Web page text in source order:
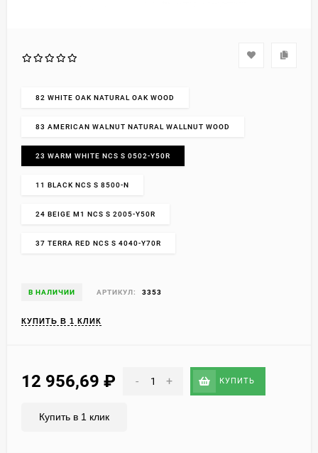
82 WHITE OAK NATURAL OAK WOOD
83 AMERICAN WALNUT NATURAL WALLNUT WOOD
23 WARM WHITE NCS S 0502-Y50R
11 BLACK NCS S 8500-N
24 BEIGE M1 NCS S 2005-Y50R
37 TERRA RED NCS S 4040-Y70R
В НАЛИЧИИ АРТИКУЛ: 3353
КУПИТЬ В 1 КЛИК
12 956,69 ₽ - + КУПИТЬ
Купить в 1 клик